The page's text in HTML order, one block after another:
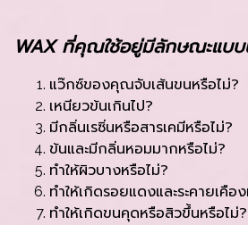
WAX ที่คุณใช้อยู่มีลักษณะแบบ
แว๊กซ์ของคุณจับเส้นขนหรือไม่?
เหนียวข้นเกินไป?
มีกลิ่นเรซิ่นหรือสารเคมีหรือไม่?
ข้นและมีกลิ่นหอมมากหรือไม่?
ทำให้ผิวบางหรือไม่?
ทำให้เกิดรอยแดงและระคายเคือ
ทำให้เกิดขนคุดหรือสิวขึ้นหรือ